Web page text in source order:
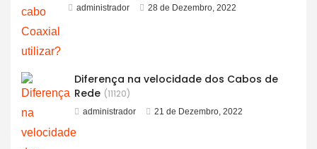
administrador 28 de Dezembro, 2022
Diferença na velocidade dos Cabos de
Rede (11120)
administrador 21 de Dezembro, 2022